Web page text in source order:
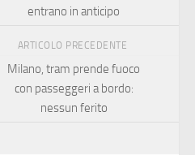
entrano in anticipo
ARTICOLO PRECEDENTE
Milano, tram prende fuoco
con passeggeri a bordo:
nessun ferito